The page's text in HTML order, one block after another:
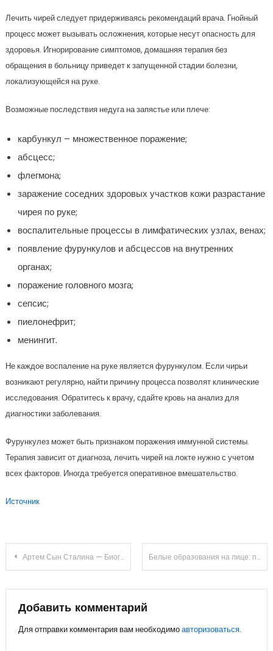
Лечить чирей следует придерживаясь рекомендаций врача. Гнойный
процесс может вызывать осложнения, которые несут опасность для
здоровья. Игнорирование симптомов, домашняя терапия без
обращения в больницу приведет к запущенной стадии болезни,
локализующейся на руке.
Возможные последствия недуга на запястье или плече:
карбункул – множественное поражение;
абсцесс;
флегмона;
заражение соседних здоровых участков кожи разрастание
чирея по руке;
воспалительные процессы в лимфатических узлах, венах;
появление фурункулов и абсцессов на внутренних
органах;
поражение головного мозга;
сепсис;
пиелонефрит;
менингит.
Не каждое воспаление на руке является фурункулом. Если чирьи
возникают регулярно, найти причину процесса позволят клинические
исследования. Обратитесь к врачу, сдайте кровь на анализ для
диагностики заболевания.
Фурункулез может быть признаком поражения иммунной системы.
Терапия зависит от диагноза, лечить чирей на локте нужно с учетом
всех факторов. Иногда требуется оперативное вмешательство.
Источник
Навигация
записям
Артем Сын Сталина — Биография Сергеева Приемного — История завещанного преемства Белые образования на лице: причины появления жировиков и как устранить
Добавить комментарий
Для отправки комментария вам необходимоавторизоваться.